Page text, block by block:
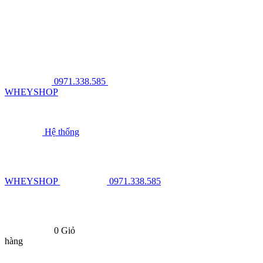
0971.338.585
WHEYSHOP
Hệ thống
WHEYSHOP 0971.338.585
0 Giỏ
hàng